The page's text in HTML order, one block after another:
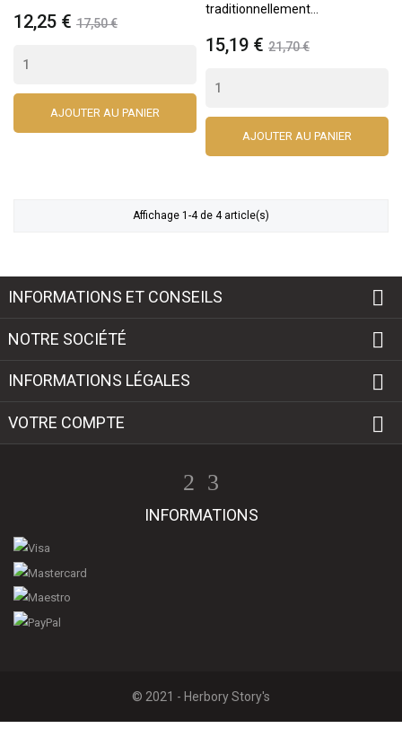
12,25 € 17,50 €
AJOUTER AU PANIER
traditionnellement...
15,19 € 21,70 €
AJOUTER AU PANIER
Affichage 1-4 de 4 article(s)
INFORMATIONS ET CONSEILS 
NOTRE SOCIÉTÉ 
INFORMATIONS LÉGALES 
VOTRE COMPTE 
INFORMATIONS
© 2021 - Herbory Story's